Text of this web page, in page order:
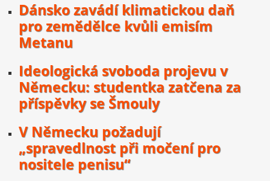
Dánsko zavádí klimatickou daň
pro zemědělce kvůli emisím
Metanu
Ideologická svoboda projevu v
Německu: studentka zatčena za
příspěvky se Šmouly
V Německu požadují
„spravedlnost při močení pro
nositele penisu“